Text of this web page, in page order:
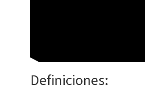
​Definiciones: